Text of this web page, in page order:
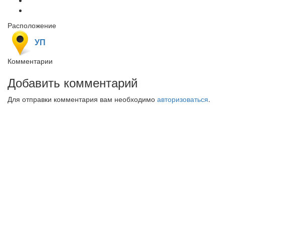
Расположение
УП
Комментарии
Добавить комментарий
Для отправки комментария вам необходимо авторизоваться.